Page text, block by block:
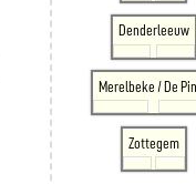
Denderleeuw
Merelbeke / De
Zottegem